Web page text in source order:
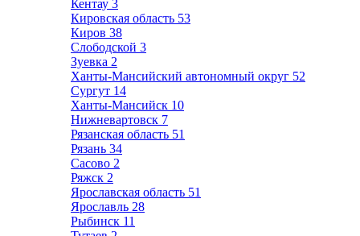
Кентау 3
Кировская область 53
Киров 38
Слободской 3
Зуевка 2
Ханты-Мансийский автономный округ 52
Сургут 14
Ханты-Мансийск 10
Нижневартовск 7
Рязанская область 51
Рязань 34
Сасово 2
Ряжск 2
Ярославская область 51
Ярославль 28
Рыбинск 11